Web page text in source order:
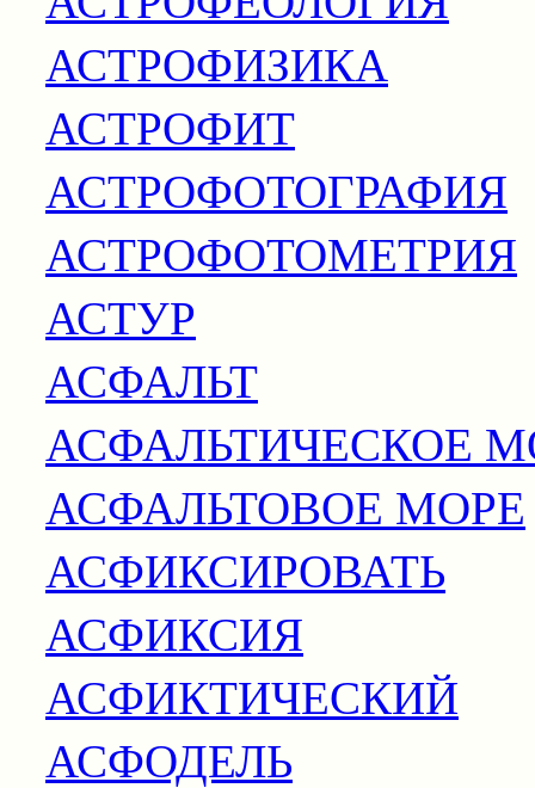
АСТРОФИЗИКА
АСТРОФИТ
АСТРОФОТОГРАФИЯ
АСТРОФОТОМЕТРИЯ
АСТУР
АСФАЛЬТ
АСФАЛЬТИЧЕСКОЕ
АСФАЛЬТОВОЕ МОРЕ
АСФИКСИРОВАТЬ
АСФИКСИЯ
АСФИКТИЧЕСКИЙ
АСФОДЕЛЬ